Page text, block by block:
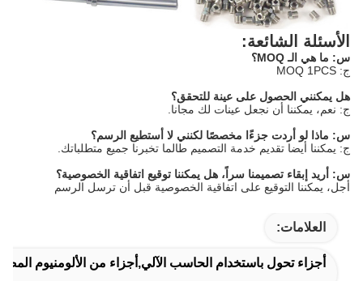
الأسئلة الشائعة:
س: ما هي الـ MOQ؟
ج: MOQ 1PCS
هل يمكنني الحصول على عينة للتحقق؟
ج: نعم، يمكننا أن نجعل عينات لك مجانا.
س: ماذا لو أردت جزءًا مخصصًا لكنني لا أستطيع الرسم؟
ج: يمكننا أيضا تقديم خدمة التصميم طالما تخبرنا جميع متطلباتك.
س: أريد إبقاء تصميمنا سراً، هل يمكننا توقيع اتفاقية الخصوصية؟
أجل، يمكننا التوقيع على اتفاقية الخصوصية قبل أن ترسل الرسم
العلامات:
أجزاء تحول باستخدام الحاسب الآلي,أجزاء من الألومنيوم